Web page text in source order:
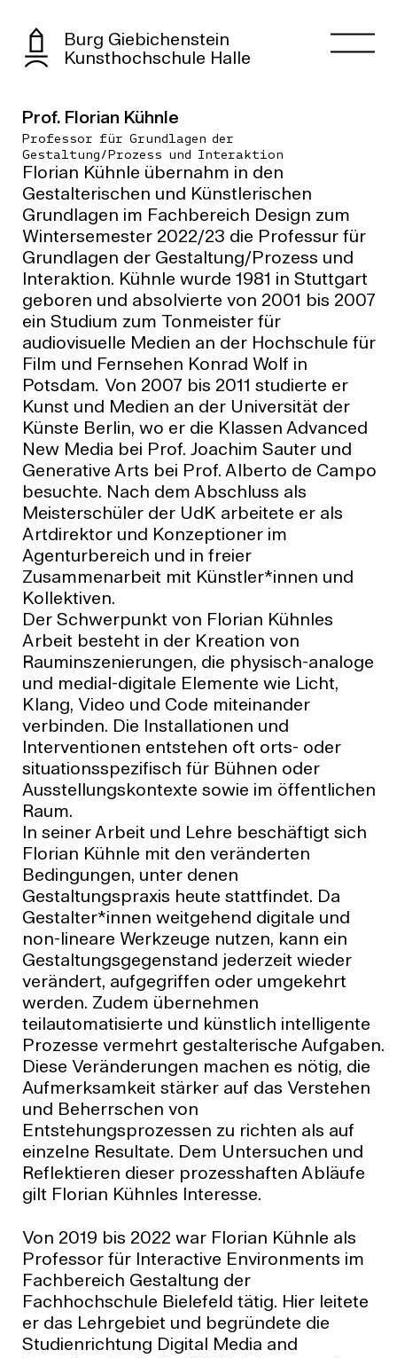
Burg Giebichenstein
Kunsthochschule Halle
Prof. Florian Kühnle
Professor für Grundlagen der
Gestaltung/Prozess und Interaktion
Florian Kühnle übernahm in den
Gestalterischen und Künstlerischen
Grundlagen im Fachbereich Design zum
Wintersemester 2022/23 die Professur für
Grundlagen der Gestaltung/Prozess und
Interaktion. Kühnle wurde 1981 in Stuttgart
geboren und absolvierte von 2001 bis 2007
ein Studium zum Tonmeister für
audiovisuelle Medien an der Hochschule für
Film und Fernsehen Konrad Wolf in
Potsdam. Von 2007 bis 2011 studierte er
Kunst und Medien an der Universität der
Künste Berlin, wo er die Klassen Advanced
New Media bei Prof. Joachim Sauter und
Generative Arts bei Prof. Alberto de Campo
besuchte. Nach dem Abschluss als
Meisterschüler der UdK arbeitete er als
Artdirektor und Konzeptioner im
Agenturbereich und in freier
Zusammenarbeit mit Künstler*innen und
Kollektiven.
Der Schwerpunkt von Florian Kühnles
Arbeit besteht in der Kreation von
Rauminszenierungen, die physisch-analoge
und medial-digitale Elemente wie Licht,
Klang, Video und Code miteinander
verbinden. Die Installationen und
Interventionen entstehen oft orts- oder
situationsspezifisch für Bühnen oder
Ausstellungskontexte sowie im öffentlichen
Raum.
In seiner Arbeit und Lehre beschäftigt sich
Florian Kühnle mit den veränderten
Bedingungen, unter denen
Gestaltungspraxis heute stattfindet. Da
Gestalter*innen weitgehend digitale und
non-lineare Werkzeuge nutzen, kann ein
Gestaltungsgegenstand jederzeit wieder
verändert, aufgegriffen oder umgekehrt
werden. Zudem übernehmen
teilautomatisierte und künstlich intelligente
Prozesse vermehrt gestalterische Aufgaben.
Diese Veränderungen machen es nötig, die
Aufmerksamkeit stärker auf das Verstehen
und Beherrschen von
Entstehungsprozessen zu richten als auf
einzelne Resultate. Dem Untersuchen und
Reflektieren dieser prozesshaften Abläufe
gilt Florian Kühnles Interesse.
Von 2019 bis 2022 war Florian Kühnle als
Professor für Interactive Environments im
Fachbereich Gestaltung der
Fachhochschule Bielefeld tätig. Hier leitete
er das Lehrgebiet und begründete die
Studienrichtung Digital Media and